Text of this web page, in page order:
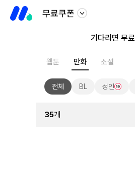
무료쿠폰
기다리면 무료
웹툰 만화 소설
전체 BL 성인
35개